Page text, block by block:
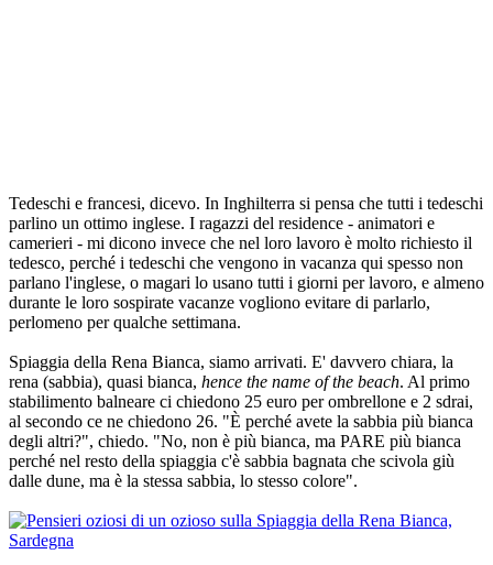
Tedeschi e francesi, dicevo. In Inghilterra si pensa che tutti i tedeschi
parlino un ottimo inglese. I ragazzi del residence - animatori e
camerieri - mi dicono invece che nel loro lavoro è molto richiesto il
tedesco, perché i tedeschi che vengono in vacanza qui spesso non
parlano l'inglese, o magari lo usano tutti i giorni per lavoro, e almeno
durante le loro sospirate vacanze vogliono evitare di parlarlo,
perlomeno per qualche settimana.
Spiaggia della Rena Bianca, siamo arrivati. E' davvero chiara, la
rena (sabbia), quasi bianca, hence the name of the beach. Al primo
stabilimento balneare ci chiedono 25 euro per ombrellone e 2 sdrai,
al secondo ce ne chiedono 26. "È perché avete la sabbia più bianca
degli altri?", chiedo. "No, non è più bianca, ma PARE più bianca
perché nel resto della spiaggia c'è sabbia bagnata che scivola giù
dalle dune, ma è la stessa sabbia, lo stesso colore".